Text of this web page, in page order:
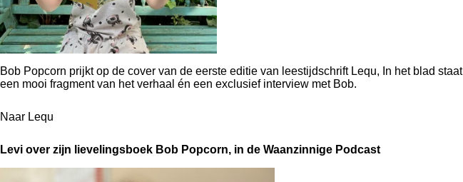
Bob Popcorn prijkt op de cover van de eerste editie van leestijdschrift Lequ, In het blad staat
een mooi fragment van het verhaal én een exclusief interview met Bob.
Naar Lequ
Levi over zijn lievelingsboek Bob Popcorn, in de Waanzinnige Podcast